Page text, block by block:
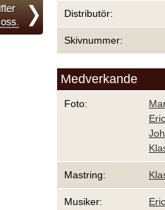
Distributör:
Skivnummer:
Medverkande
Foto:
Mastring:
Musiker: